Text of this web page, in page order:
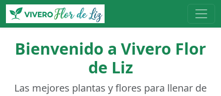
Bienvenido a Vivero Flor
de Liz
Las mejores plantas y flores para llenar de